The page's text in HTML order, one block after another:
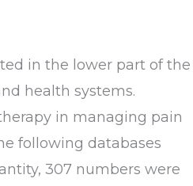
in the lower part of the
health systems.
in managing pain
following databases
307 numbers were